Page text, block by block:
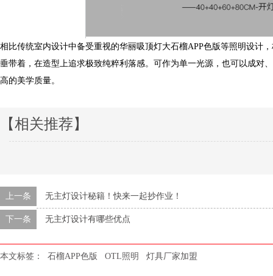
相比传统室内设计中备受重视的华丽吸顶灯大石榴APP色版等照明设计
垂带着，在造型上追求极致纯粹利落感。可作为单一光源，也可以成对
高的美学质量。
【相关推荐】
上一条 无主灯设计秘籍！快来一起抄作业！
下一条 无主灯设计有哪些优点
本文标签： 石榴APP色版 OTL照明 灯具厂家加盟